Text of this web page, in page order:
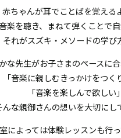
赤ちゃんが耳でことばを覚える
楽を聴き、まねて弾くことで
それがスズキ・メソードの学び
な先生がお子さまのペースに
「音楽に親しむきっかけをつく
「音楽を楽しんで欲しい」
んな親御さんの想いを大切にし
によっては体験レッスンも行っ